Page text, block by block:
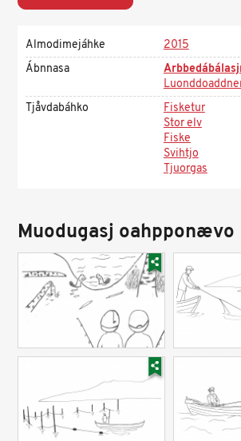
Almodimejáhke
2015
Ábnnasa
Tjåvdabáhko
Fisketur
Stor elv
Fiske
Svihtjo
Tjuorgas
Muodugasj oahpponævo